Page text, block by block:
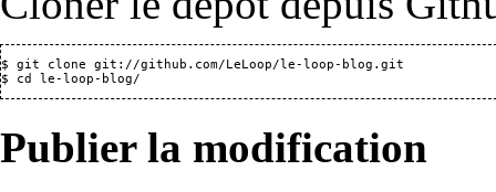
$ git clone git://github.com/LeLoop/le-loop-blog.git
Publier la modification